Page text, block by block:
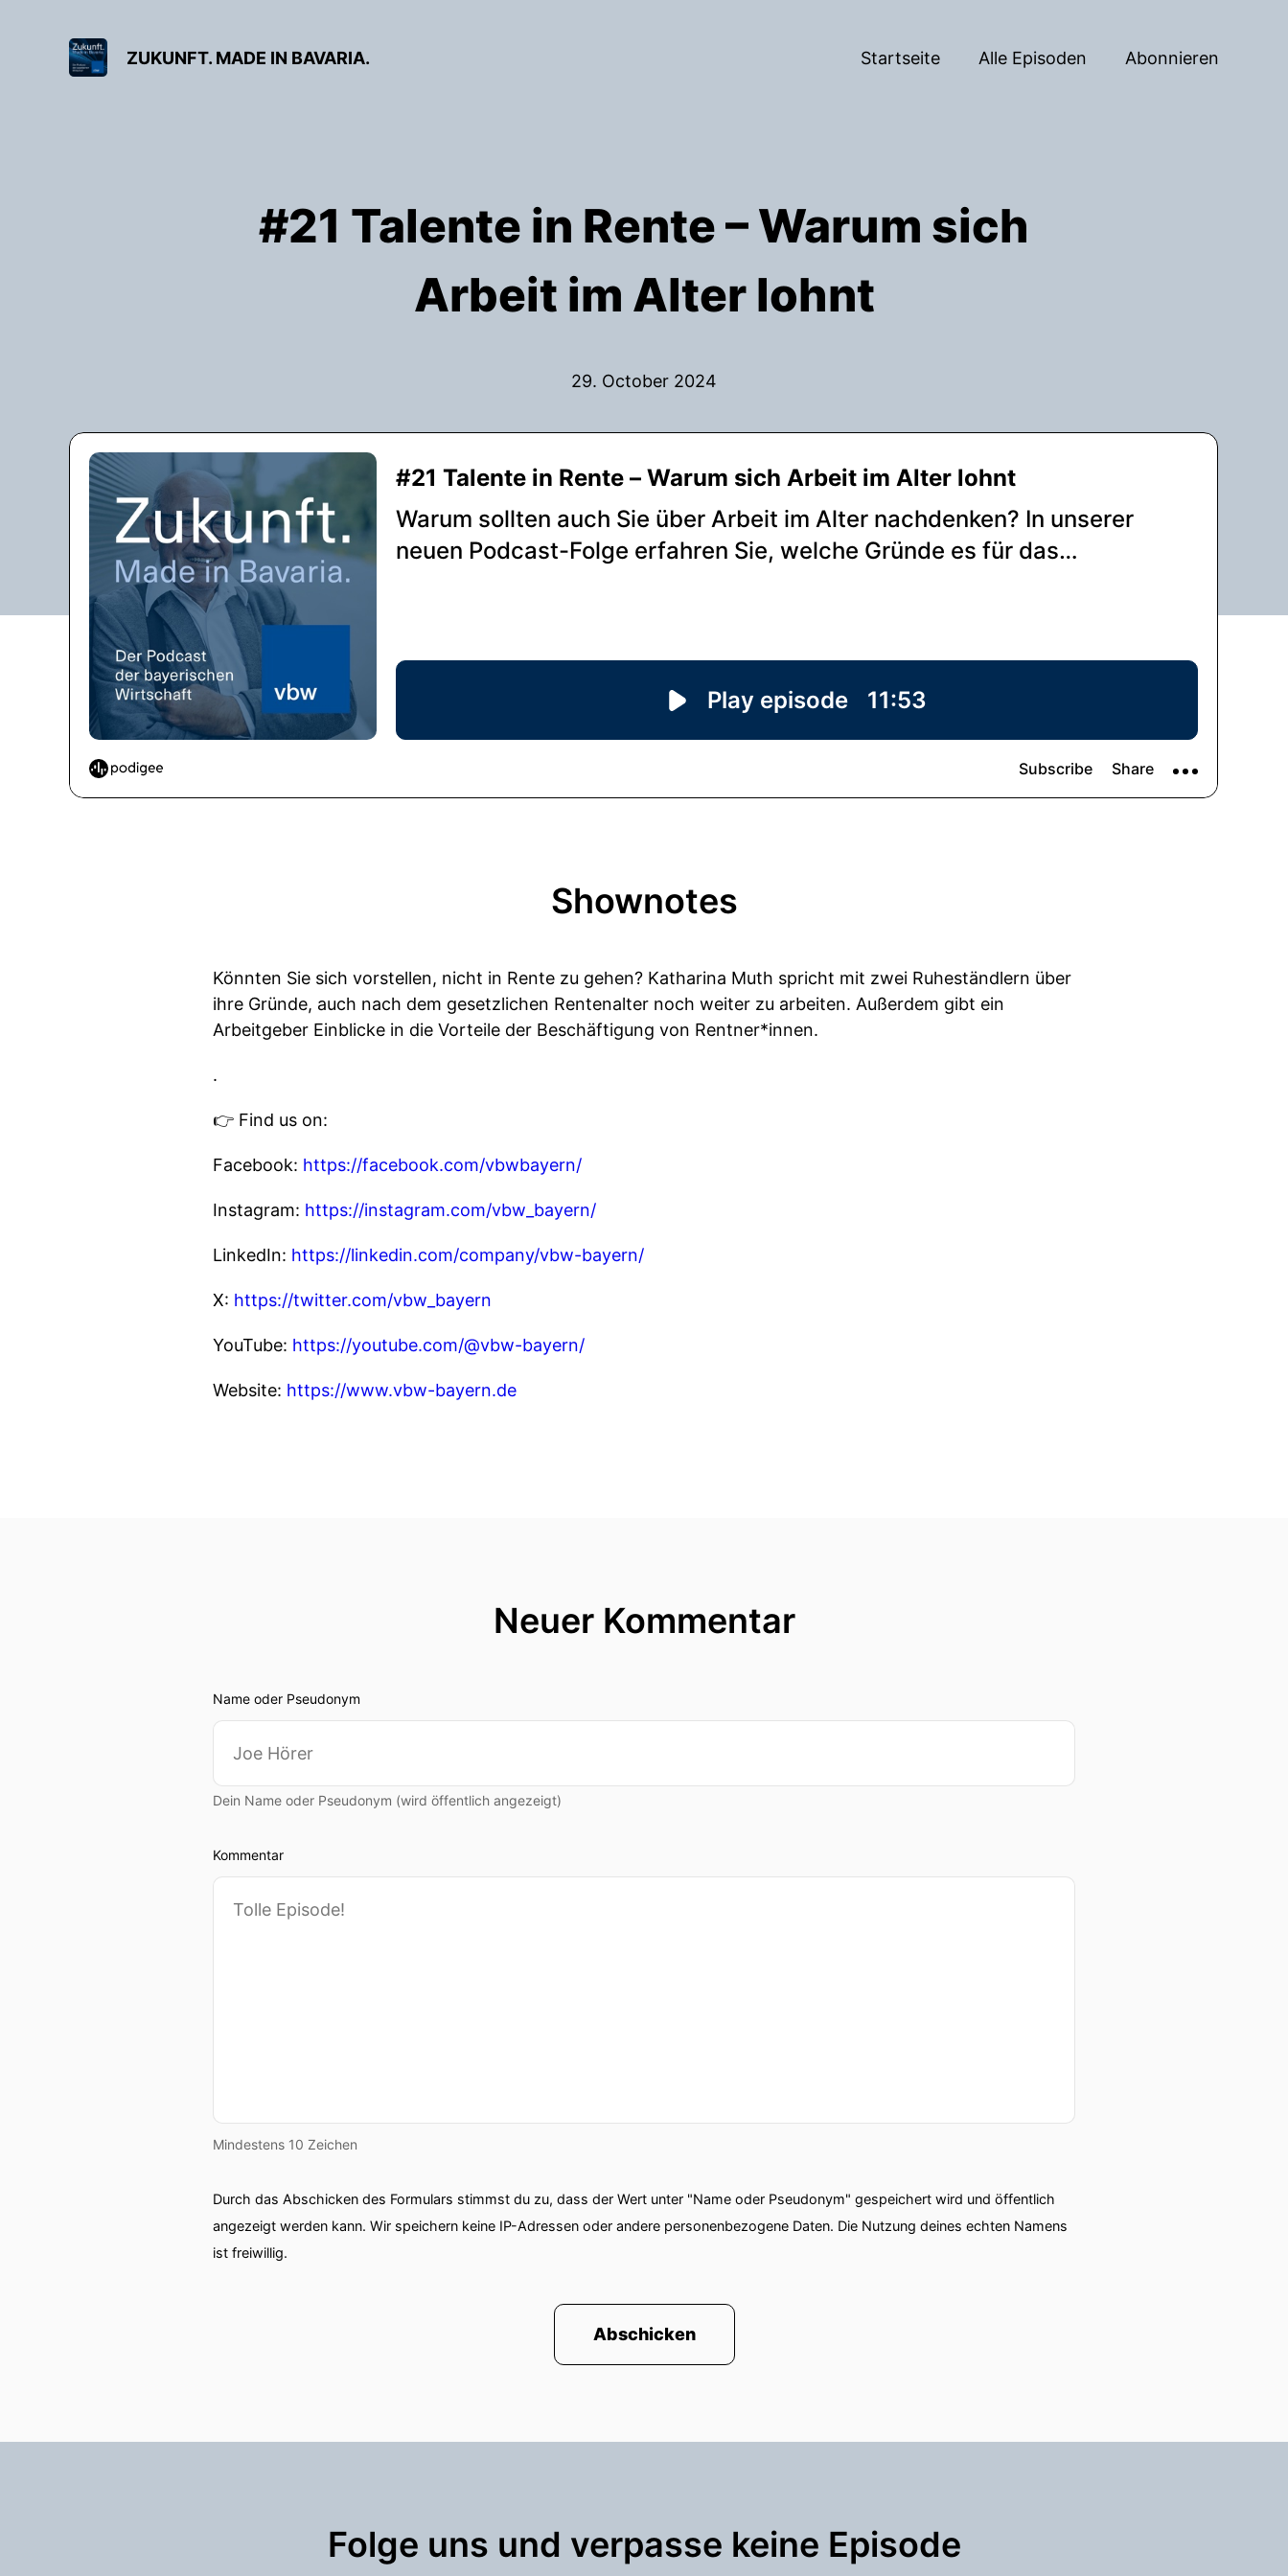
ZUKUNFT. MADE IN BAVARIA. Startseite Alle Episoden Abonnieren
#21 Talente in Rente – Warum sich
Arbeit im Alter lohnt
29. October 2024
Shownotes
Könnten Sie sich vorstellen, nicht in Rente zu gehen? Katharina Muth spricht mit zwei Ruheständlern über
ihre Gründe, auch nach dem gesetzlichen Rentenalter noch weiter zu arbeiten. Außerdem gibt ein
Arbeitgeber Einblicke in die Vorteile der Beschäftigung von Rentner*innen.
.
👉 Find us on:
Facebook: https://facebook.com/vbwbayern/
Instagram: https://instagram.com/vbw_bayern/
LinkedIn: https://linkedin.com/company/vbw-bayern/
X: https://twitter.com/vbw_bayern
YouTube: https://youtube.com/@vbw-bayern/
Website: https://www.vbw-bayern.de
Neuer Kommentar
Name oder Pseudonym
Dein Name oder Pseudonym (wird öffentlich angezeigt)
Kommentar
Mindestens 10 Zeichen
Durch das Abschicken des Formulars stimmst du zu, dass der Wert unter "Name oder Pseudonym" gespeichert wird und öffentlich
angezeigt werden kann. Wir speichern keine IP-Adressen oder andere personenbezogene Daten. Die Nutzung deines echten Namens
ist freiwillig.
Abschicken
Folge uns und verpasse keine Episode